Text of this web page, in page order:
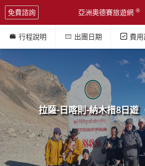
免費諮詢 亞洲奧德賽旅遊網 ®
 行程說明  出團日期  費
拉薩-日喀則-納木措8日遊